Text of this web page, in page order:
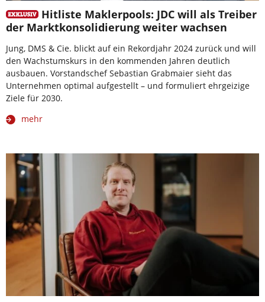
Hitliste Maklerpools: JDC will als Treiber
der Marktkonsolidierung weiter wachsen
Jung, DMS & Cie. blickt auf ein Rekordjahr 2024 zurück und will
den Wachstumskurs in den kommenden Jahren deutlich
ausbauen. Vorstandschef Sebastian Grabmaier sieht das
Unternehmen optimal aufgestellt – und formuliert ehrgeizige
Ziele für 2030.
mehr